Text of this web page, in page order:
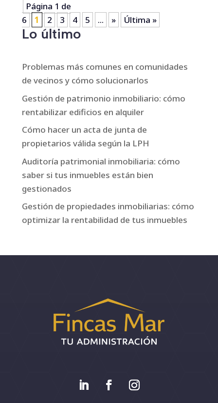
Página 1 de
6
1 2 3 4 5 ... » Última »
Lo último
Problemas más comunes en comunidades
de vecinos y cómo solucionarlos
Gestión de patrimonio inmobiliario: cómo
rentabilizar edificios en alquiler
Cómo hacer un acta de junta de
propietarios válida según la LPH
Auditoría patrimonial inmobiliaria: cómo
saber si tus inmuebles están bien
gestionados
Gestión de propiedades inmobiliarias: cómo
optimizar la rentabilidad de tus inmuebles